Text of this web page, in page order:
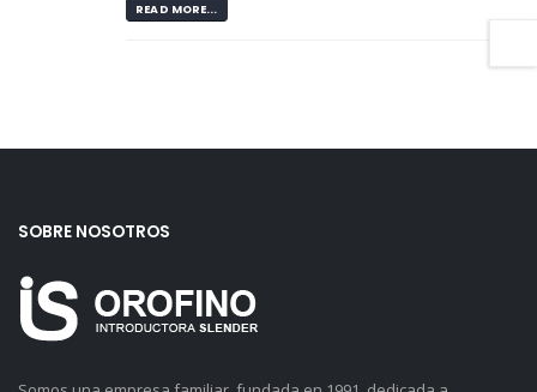
READ MORE...
SOBRE NOSOTROS